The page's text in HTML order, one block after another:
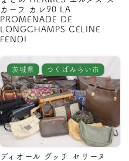
カーフ カレ90 LA
PROMENADE DE
LONGCHAMPS CELINE
FENDI
茨城県 つくばみらい市
ディオール グッチ セリーヌ